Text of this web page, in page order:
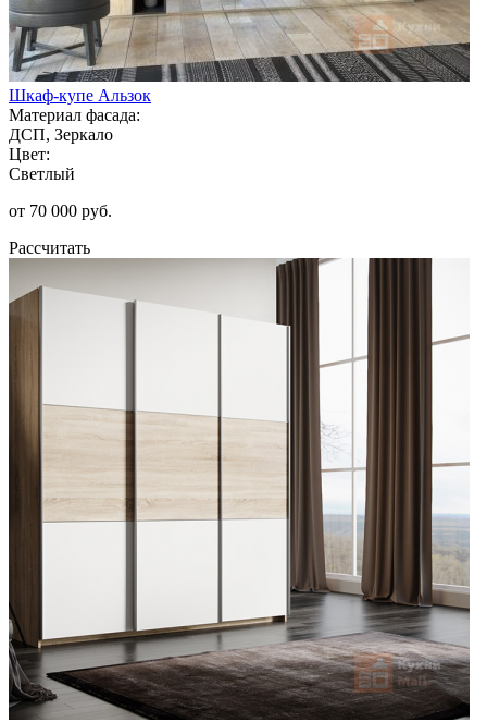
Шкаф-купе Альзок
Материал фасада:
ДСП, Зеркало
Цвет:
Светлый
от 70 000 руб.
Рассчитать